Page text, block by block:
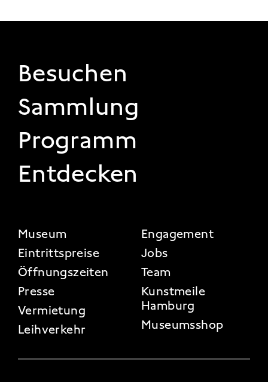
FOOTER 1
Besuchen
Sammlung
Programm
Entdecken
FOOTER 2
Museum
Eintrittspreise
Öffnungszeiten
Presse
Vermietung
Leihverkehr
Engagement
Jobs
Team
Kunstmeile
Hamburg
Museumsshop